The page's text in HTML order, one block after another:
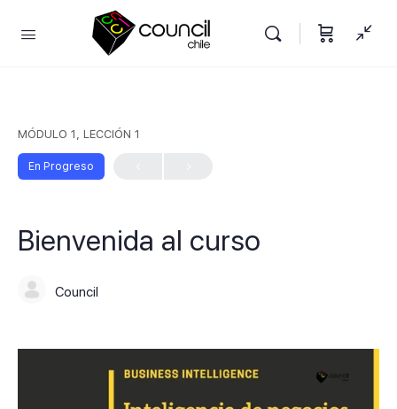
MÓDULO 1, LECCIÓN 1
En Progreso
Bienvenida al curso
Council